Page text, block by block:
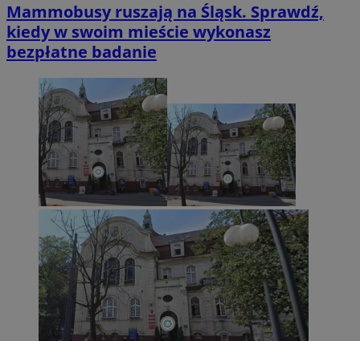
Mammobusy ruszają na Śląsk. Sprawdź,
kiedy w swoim mieście wykonasz
bezpłatne badanie